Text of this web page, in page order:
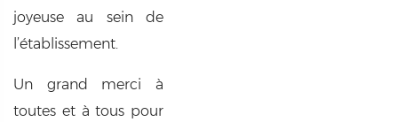
joyeuse au sein de
l’établissement.
Un grand merci à
toutes et à tous pour